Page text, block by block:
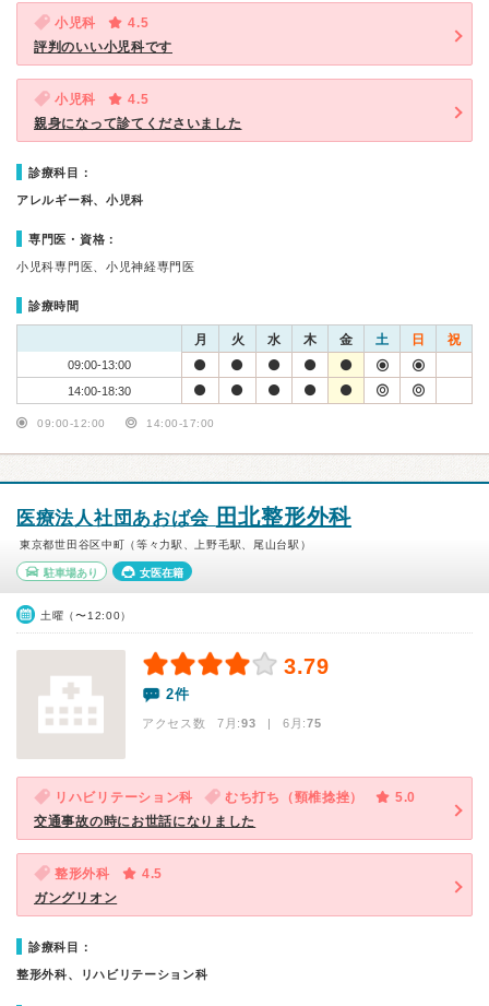
小児科
4.5
評判のいい小児科です
小児科
4.5
親身になって診てくださいました
診療科目：
アレルギー科、小児科
専門医・資格：
小児科専門医、小児神経専門医
診療時間
月 火 水 木 金 土 日 祝
09:00-13:00
14:00-18:30
09:00-12:00 14:00-17:00
医療法人社団あおば会 田北整形外科
東京都世田谷区中町（等々力駅、上野毛駅、尾山台駅）
駐車場あり 女医在籍
土曜（〜12:00）
3.79
2件
アクセス数 7月:93 | 6月:75
リハビリテーション科 むち打ち（頸椎捻挫）
5.0
交通事故の時にお世話になりました
整形外科
4.5
ガングリオン
診療科目：
整形外科、リハビリテーション科